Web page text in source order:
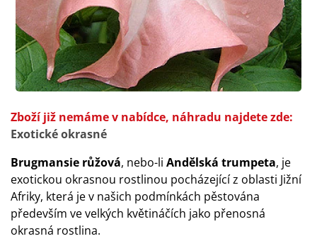
Zboží již nemáme v nabídce, náhradu najdete zde:
Exotické okrasné
Brugmansie růžová, nebo-li Andělská trumpeta, je
exotickou okrasnou rostlinou pocházející z oblasti Jižní
Afriky, která je v našich podmínkách pěstována
především ve velkých květináčích jako přenosná
okrasná rostlina.